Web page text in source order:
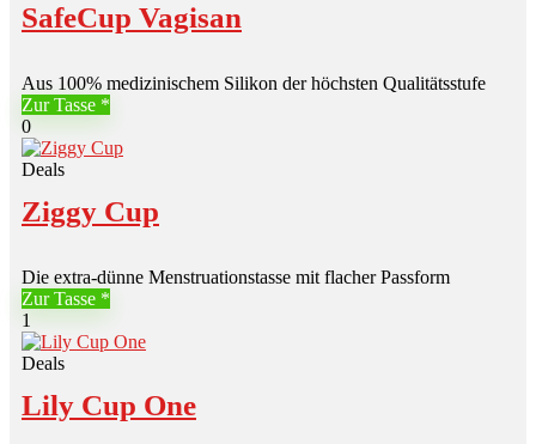
SafeCup Vagisan
Aus 100% medizinischem Silikon der höchsten Qualitätsstufe
Zur Tasse
0
Deals
Ziggy Cup
Die extra-dünne Menstruationstasse mit flacher Passform
Zur Tasse
1
Deals
Lily Cup One